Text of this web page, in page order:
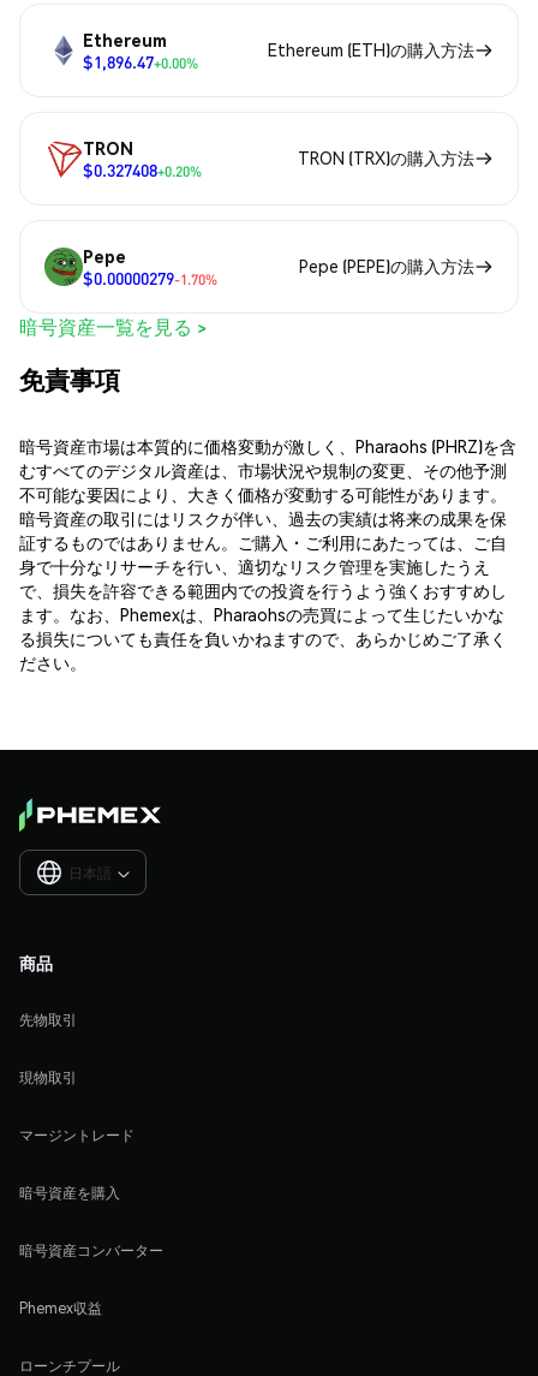
Ethereum
$1,896.47+0.00%
Ethereum (ETH)の購入方法
TRON
$0.327408+0.20%
TRON (TRX)の購入方法
Pepe
$0.00000279-1.70%
Pepe (PEPE)の購入方法
暗号資産一覧を見る >
免責事項
暗号資産市場は本質的に価格変動が激しく、Pharaohs (PHRZ)を含
むすべてのデジタル資産は、市場状況や規制の変更、その他予測
不可能な要因により、大きく価格が変動する可能性があります。
暗号資産の取引にはリスクが伴い、過去の実績は将来の成果を保
証するものではありません。ご購入・ご利用にあたっては、ご自
身で十分なリサーチを行い、適切なリスク管理を実施したうえ
で、損失を許容できる範囲内での投資を行うよう強くおすすめし
ます。なお、Phemexは、Pharaohsの売買によって生じたいかな
る損失についても責任を負いかねますので、あらかじめご了承く
ださい。
日本語 
商品
先物取引
現物取引
マージントレード
暗号資産を購入
暗号資産コンバーター
Phemex収益
ローンチプール